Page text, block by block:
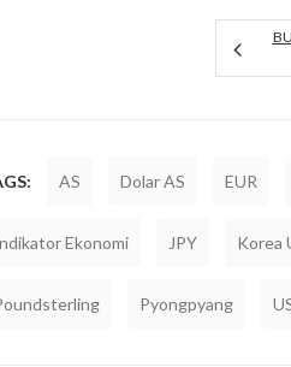
AS Dolar AS EUR
Ekonomi JPY Korea
Pyongpyang